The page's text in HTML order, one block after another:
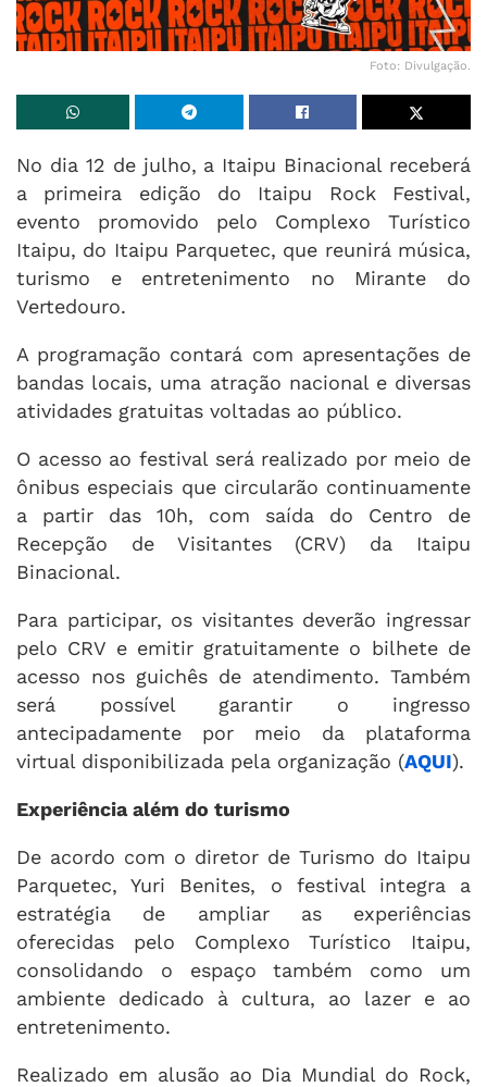
Foto: Divulgação.
No dia 12 de julho, a Itaipu Binacional receberá
a primeira edição do Itaipu Rock Festival,
evento promovido pelo Complexo Turístico
Itaipu, do Itaipu Parquetec, que reunirá música,
turismo e entretenimento no Mirante do
Vertedouro.
A programação contará com apresentações de
bandas locais, uma atração nacional e diversas
atividades gratuitas voltadas ao público.
O acesso ao festival será realizado por meio de
ônibus especiais que circularão continuamente
a partir das 10h, com saída do Centro de
Recepção de Visitantes (CRV) da Itaipu
Binacional.
Para participar, os visitantes deverão ingressar
pelo CRV e emitir gratuitamente o bilhete de
acesso nos guichês de atendimento. Também
será possível garantir o ingresso
antecipadamente por meio da plataforma
virtual disponibilizada pela organização (AQUI).
Experiência além do turismo
De acordo com o diretor de Turismo do Itaipu
Parquetec, Yuri Benites, o festival integra a
estratégia de ampliar as experiências
oferecidas pelo Complexo Turístico Itaipu,
consolidando o espaço também como um
ambiente dedicado à cultura, ao lazer e ao
entretenimento.
Realizado em alusão ao Dia Mundial do Rock,